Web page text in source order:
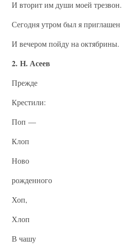
И вторит им души моей трезвон.
Сегодня утром был я приглашен
И вечером пойду на октябрины.
2. Н. Асеев
Прежде
Крестили:
Поп —
Клоп
Ново
рожденного
Хоп,
Хлоп
В чашу